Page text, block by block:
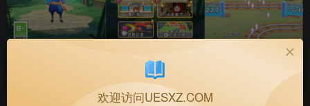
正文
欢迎访问UESXZ.COM